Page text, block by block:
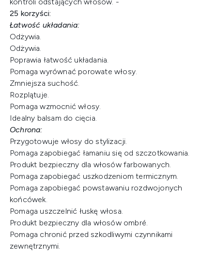
25 korzyści:
Łatwość układania:
Odżywia.
Odżywia.
Poprawia łatwość układania.
Pomaga wyrównać porowate włosy.
Zmniejsza suchość.
Rozplątuje.
Pomaga wzmocnić włosy.
Idealny balsam do cięcia.
Ochrona:
Przygotowuje włosy do stylizacji.
Pomaga zapobiegać łamaniu się od szczotkowania.
Produkt bezpieczny dla włosów farbowanych.
Pomaga zapobiegać uszkodzeniom termicznym.
Pomaga zapobiegać powstawaniu rozdwojonych
końcówek.
Pomaga uszczelnić łuskę włosa.
Produkt bezpieczny dla włosów ombré.
Pomaga chronić przed szkodliwymi czynnikami
zewnętrznymi.